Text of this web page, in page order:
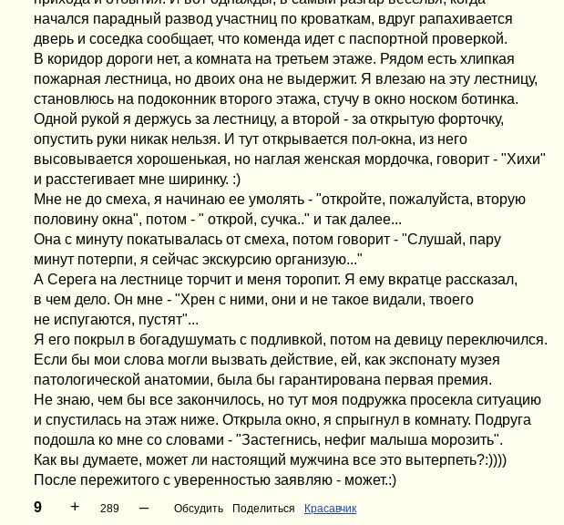
начался парадный развод участниц по кроваткам, вдруг рапахивается
дверь и соседка сообщает, что коменда идет с паспортной проверкой.
В коридор дороги нет, а комната на третьем этаже. Рядом есть хлипкая
пожарная лестница, но двоих она не выдержит. Я влезаю на эту лестницу,
становлюсь на подоконник второго этажа, стучу в окно носком ботинка.
Одной рукой я держусь за лестницу, а второй - за открытую форточку,
опустить руки никак нельзя. И тут открывается пол-окна, из него
высовывается хорошенькая, но наглая женская мордочка, говорит - "Хихи"
и расстегивает мне ширинку. :)
Мне не до смеха, я начинаю ее умолять - "откройте, пожалуйста, вторую
половину окна", потом - " открой, сучка.." и так далее...
Она с минуту покатывалась от смеха, потом говорит - "Слушай, пару
минут потерпи, я сейчас экскурсию организую..."
А Серега на лестнице торчит и меня торопит. Я ему вкратце рассказал,
в чем дело. Он мне - "Хрен с ними, они и не такое видали, твоего
не испугаются, пустят"...
Я его покрыл в богадушумать с подливкой, потом на девицу переключился.
Если бы мои слова могли вызвать действие, ей, как экспонату музея
патологической анатомии, была бы гарантирована первая премия.
Не знаю, чем бы все закончилось, но тут моя подружка просекла ситуацию
и спустилась на этаж ниже. Открыла окно, я спрыгнул в комнату. Подруга
подошла ко мне со словами - "Застегнись, нефиг малыша морозить".
Как вы думаете, может ли настоящий мужчина все это вытерпеть?:))))
После пережитого с уверенностью заявляю - может.:)
9
+ 289 – Обсудить Поделиться Красавчик